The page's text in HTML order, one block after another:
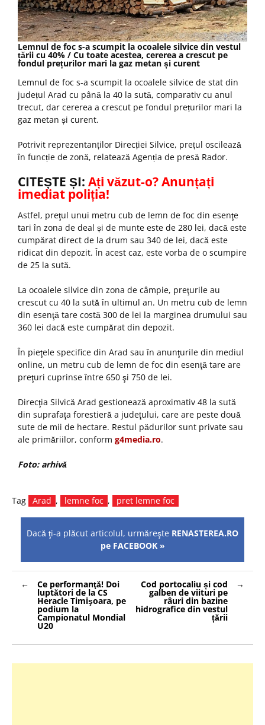
Lemnul de foc s-a scumpit la ocoalele silvice din vestul
țării cu 40% / Cu toate acestea, cererea a crescut pe
fondul prețurilor mari la gaz metan și curent
Lemnul de foc s-a scumpit la ocoalele silvice de stat din
județul Arad cu până la 40 la sută, comparativ cu anul
trecut, dar cererea a crescut pe fondul prețurilor mari la
gaz metan și curent.
Potrivit reprezentanților Direcției Silvice, prețul oscilează
în funcție de zonă, relatează Agenția de presă Rador.
CITEȘTE ȘI: Ați văzut-o? Anunțați
imediat poliția!
Astfel, preţul unui metru cub de lemn de foc din esenţe
tari în zona de deal și de munte este de 280 lei, dacă este
cumpărat direct de la drum sau 340 de lei, dacă este
ridicat din depozit. În acest caz, este vorba de o scumpire
de 25 la sută.
La ocoalele silvice din zona de câmpie, preţurile au
crescut cu 40 la sută în ultimul an. Un metru cub de lemn
din esenţă tare costă 300 de lei la marginea drumului sau
360 lei dacă este cumpărat din depozit.
În pieţele specifice din Arad sau în anunţurile din mediul
online, un metru cub de lemn de foc din esenţă tare are
preţuri cuprinse între 650 şi 750 de lei.
Direcţia Silvică Arad gestionează aproximativ 48 la sută
din suprafaţa forestieră a judeţului, care are peste două
sute de mii de hectare. Restul pădurilor sunt private sau
ale primăriilor, conform g4media.ro.
Foto: arhivă
Tag Arad , lemne foc , pret lemne foc
Dacă ţi-a plăcut articolul, urmăreşte RENASTEREA.RO
pe FACEBOOK »
Navigare
în
articole
Ce performanţă! Doi
luptători de la CS
Heracle Timişoara, pe
podium la
Campionatul Mondial
U20
Cod portocaliu și cod
galben de viituri pe
râuri din bazine
hidrografice din vestul
țării